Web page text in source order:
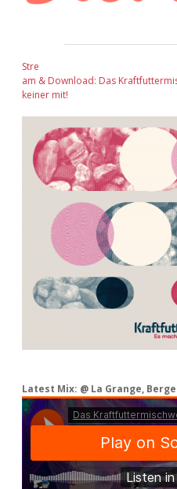
Stre
am & Download: Das
keiner mit!
Latest Mix: @ La Grange,